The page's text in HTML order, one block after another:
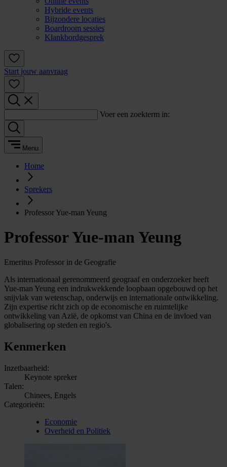
Hybride events
Bijzondere locaties
Boardroom sessies
Klankbordgesprek
Start jouw aanvraag
Voer een zoekterm in:
Menu
Home
Sprekers
Professor Yue-man Yeung
Professor Yue-man Yeung
Emeritus Professor in de Geografie
Als internationaal gerenommeerd geograaf en onderzoeker heeft
Yue-man Yeung een indrukwekkende loopbaan opgebouwd op het
snijvlak van wetenschap, onderwijs en internationale ontwikkeling.
Zijn expertise richt zich op de economische en ruimtelijke
ontwikkeling van Azië, de opkomst van China en de invloed van
globalisering op steden en regio's.
Kenmerken
Inzetbaarheid:
Keynote spreker
Talen:
Chinees, Engels
Categorieën:
Economie
Overheid en Politiek